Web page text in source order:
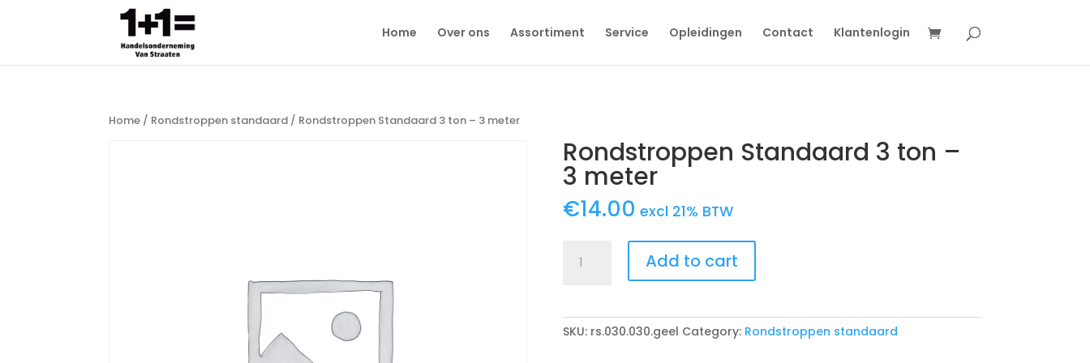
Home Over ons Assortiment Service Opleidingen Contact Klantenlogin
Home / Rondstroppen standaard / Rondstroppen Standaard 3 ton – 3 meter
Rondstroppen Standaard 3 ton –
3 meter
€14.00 excl 21% BTW
Rondstroppen
Standaard
-
Add to cart
SKU: rs.030.030.geel Category: Rondstroppen standaard